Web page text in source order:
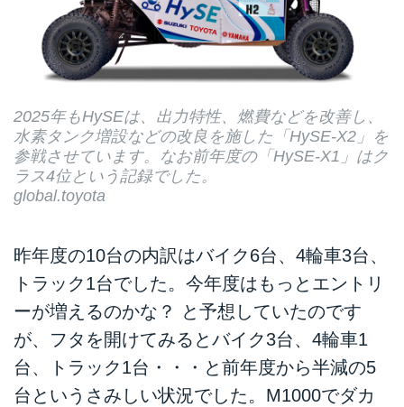
2025年もHySEは、出力特性、燃費などを改善し、
水素タンク増設などの改良を施した「HySE-X2」を
参戦させています。なお前年度の「HySE-X1」はク
ラス4位という記録でした。
global.toyota
昨年度の10台の内訳はバイク6台、4輪車3台、
トラック1台でした。今年度はもっとエントリ
ーが増えるのかな？ と予想していたのです
が、フタを開けてみるとバイク3台、4輪車1
台、トラック1台・・・と前年度から半減の5
台というさみしい状況でした。M1000でダカ